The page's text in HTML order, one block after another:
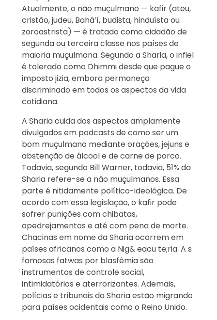
Atualmente, o não muçulmano — kafir (ateu,
cristão, judeu, Bahá’í, budista, hinduísta ou
zoroastrista) — é tratado como cidadão de
segunda ou terceira classe nos países de
maioria muçulmana. Segundo a Sharia, o infiel
é tolerado como Dhimmi desde que pague o
imposto jizia, embora permaneça
discriminado em todos os aspectos da vida
cotidiana.
A Sharia cuida dos aspectos amplamente
divulgados em podcasts de como ser um
bom muçulmano mediante orações, jejuns e
abstenção de álcool e de carne de porco.
Todavia, segundo Bill Warner, todavia, 51% da
Sharia refere-se a não muçulmanos. Essa
parte é nitidamente político-ideológica. De
acordo com essa legislação, o kafir pode
sofrer punições com chibatas,
apedrejamentos e até com pena de morte.
Chacinas em nome da Sharia ocorrem em
países africanos como a Nig& eacu te;ria. A s
famosas fatwas por blasfêmia são
instrumentos de controle social,
intimidatórios e aterrorizantes. Ademais,
polícias e tribunais da Sharia estão migrando
para países ocidentais como o Reino Unido.